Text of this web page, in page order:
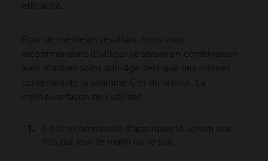
efficacité.
Pour de meilleurs résultats, nous vous
recommandons d'utiliser le sérum en combinaison
avec d'autres soins anti-âge, tels que des crèmes
contenant de la vitamine C et du rétinol. La
meilleure façon de l’utiliser:
Il est recommandé d'appliquer le sérum une
fois par jour, le matin ou le soir.